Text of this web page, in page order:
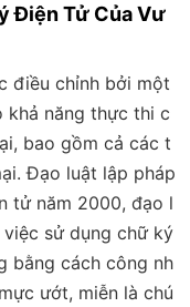
Điện Tử Của Vư
điều chỉnh bởi một
khả năng thực thi c
bao gồm cả các t
Đạo luật lập pháp
tử năm 2000, đạo l
sử dụng chữ ký
bằng cách công nh
ướt, miễn là chú